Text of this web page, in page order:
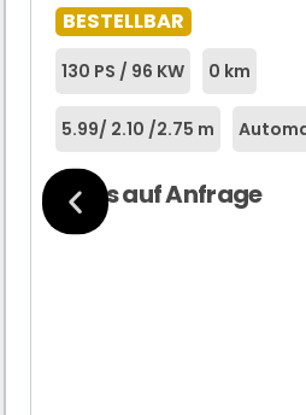
BESTELLBAR
130 PS / 96 KW 0 km
5.99/ 2.10 /2.75 m
Preis auf Anfrage